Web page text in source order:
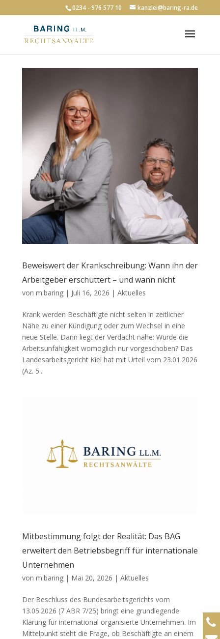
0234 - 976 577 10 kanzlei@baring-ra.de
Beweiswert der Krankschreibung: Wann ihn der
Arbeitgeber erschüttert – und wann nicht
von m.baring| Juli 16, 2026 | Aktuelles
Krank werden Beschäftigte nicht selten in zeitlicher
Nähe zu einer Kündigung oder zum Wechsel in eine
neue Stelle. Dann liegt der Verdacht nahe: Wurde die
Arbeitsunfähigkeit womöglich nur vorgeschoben? Das
Landesarbeitsgericht Kiel hat mit Urteil vom 23.01.2026
(Az. 5...
Mitbestimmung folgt der Realität: Das BAG
erweitert den Betriebsbegriff für internationale
Unternehmen
von m.baring| Mai 20, 2026 | Aktuelles
Der Beschluss des Bundesarbeitsgerichts vom
13.05.2026 (7 ABR 7/25) bringt eine grundlegende
Klärung für international organisierte Unternehmen. Im
Mittelpunkt steht die Frage, ob Beschäftigte an einem